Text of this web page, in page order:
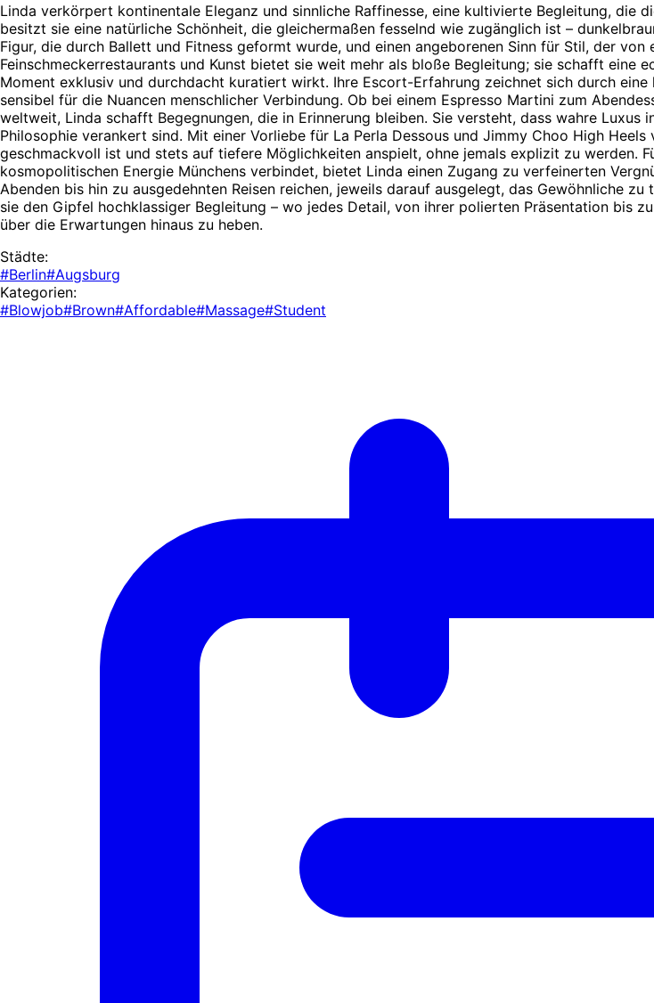
Linda verkörpert kontinentale Eleganz und sinnliche Raffinesse, eine kultivierte Begleitung, die
besitzt sie eine natürliche Schönheit, die gleichermaßen fesselnd wie zugänglich ist –
Figur, die durch Ballett und Fitness geformt wurde, und einen angeborenen Sinn für Stil, der
Feinschmeckerrestaurants und Kunst bietet sie weit mehr als bloße Begleitung; sie schafft eine
Moment exklusiv und durchdacht kuratiert wirkt. Ihre Escort-Erfahrung zeichnet sich durch
sensibel für die Nuancen menschlicher Verbindung. Ob bei einem Espresso Martini zum
weltweit, Linda schafft Begegnungen, die in Erinnerung bleiben. Sie versteht, dass wahre
Philosophie verankert sind. Mit einer Vorliebe für La Perla Dessous und Jimmy Choo High
geschmackvoll ist und stets auf tiefere Möglichkeiten anspielt, ohne jemals explizit zu werden.
kosmopolitischen Energie Münchens verbindet, bietet Linda einen Zugang zu verfeinerten
Abenden bis hin zu ausgedehnten Reisen reichen, jeweils darauf ausgelegt, das Gewöhnliche
sie den Gipfel hochklassiger Begleitung – wo jedes Detail, von ihrer polierten Präsentation bis
über die Erwartungen hinaus zu heben.
Städte:
#Berlin#Augsburg
Kategorien:
#Blowjob#Brown#Affordable#Massage#Student